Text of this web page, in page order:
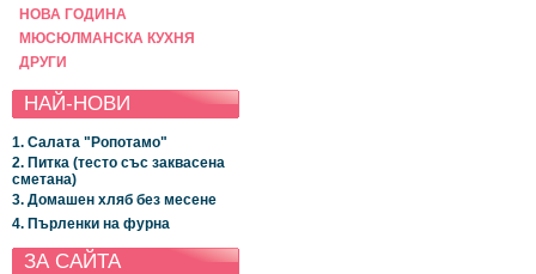
НОВА ГОДИНА
МЮСЮЛМАНСКА КУХНЯ
ДРУГИ
НАЙ-НОВИ
1. Салата "Ропотамо"
2. Питка (тесто със заквасена
сметана)
3. Домашен хляб без месене
4. Пърленки на фурна
ЗА САЙТА